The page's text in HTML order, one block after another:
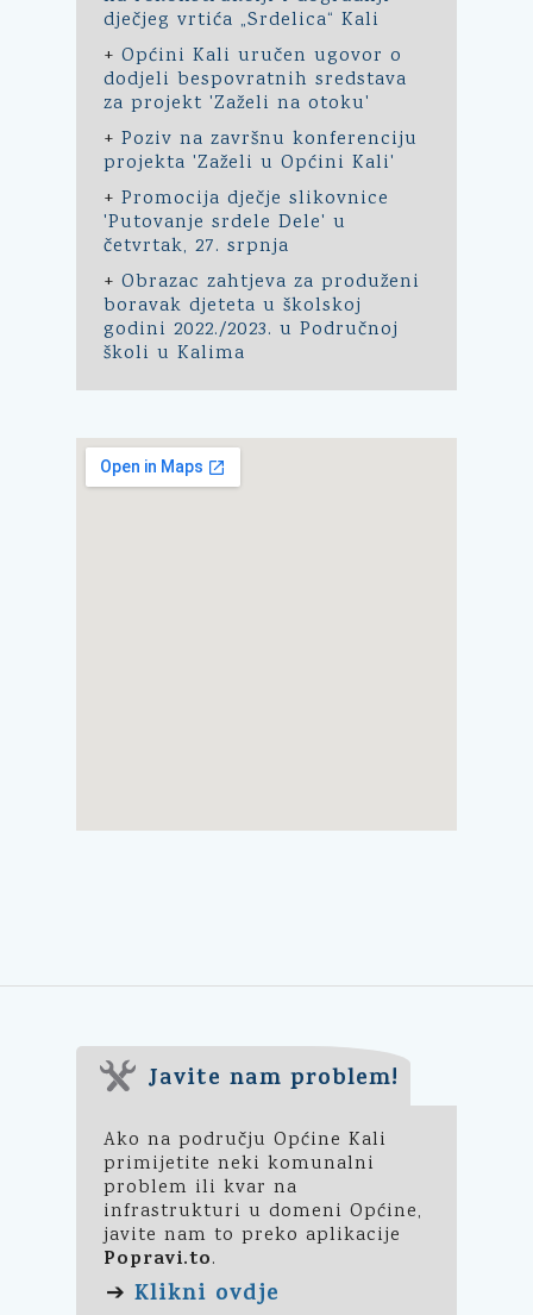
dječjeg vrtića „Srdelica“ Kali
+ Općini Kali uručen ugovor o
dodjeli bespovratnih sredstava
za projekt 'Zaželi na otoku'
+ Poziv na završnu konferenciju
projekta 'Zaželi u Općini Kali'
+ Promocija dječje slikovnice
'Putovanje srdele Dele' u
četvrtak, 27. srpnja
+ Obrazac zahtjeva za produženi
boravak djeteta u školskoj
godini 2022./2023. u Područnoj
školi u Kalima
Javite nam problem!
Ako na području Općine Kali
primijetite neki komunalni
problem ili kvar na
infrastrukturi u domeni Općine,
javite nam to preko aplikacije
Popravi.to.
➔ Klikni ovdje